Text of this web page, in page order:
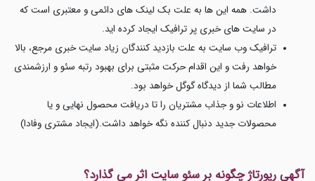
داشت. همه این ها به علت بک لینک های دائمی و معتبری است که
در سایت های خبری پر ترافیک ایجاد کرده اید.
ترافیک وب سایت به علت بازدید کنندگان زیاد سایت خبری مرجع، بالا
خواهد رفت و این اقدام حرکت مثبتی برای بهبود رتبه سئو و ارزشمندی
مطالب شما از دیدگاه گوگل خواهد بود.
اطلاعات نو و جذاب مشتریان را تا دریافت محصول نهایی و یا
محصولات جدید دنبال کننده نگه خواهد داشت.(ایجاد مشتری وفادا)
آگهی رپورتاژ چگونه بر سئو سایت اثر می گذارد؟